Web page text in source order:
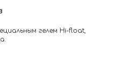
гелем Hi-float,